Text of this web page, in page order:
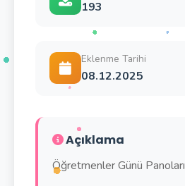
193
Eklenme Tarihi
08.12.2025
Açıklama
Öğretmenler Günü Panoları